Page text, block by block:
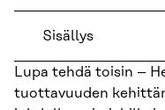
Sisällys
Lupa tehdä toisin –
tuottavuuden